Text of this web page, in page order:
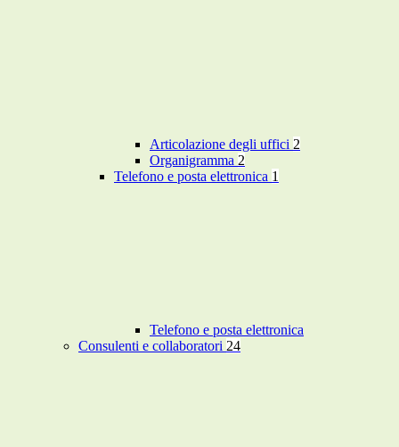
Articolazione degli uffici 2
Organigramma 2
Telefono e posta elettronica 1
Telefono e posta elettronica
Consulenti e collaboratori 24